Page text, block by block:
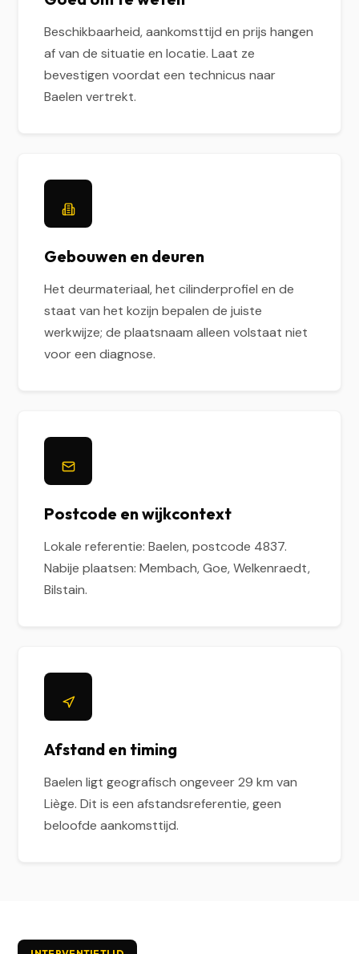
Beschikbaarheid, aankomsttijd en prijs hangen
af van de situatie en locatie. Laat ze
bevestigen voordat een technicus naar
Baelen vertrekt.
Gebouwen en deuren
Het deurmateriaal, het cilinderprofiel en de
staat van het kozijn bepalen de juiste
werkwijze; de plaatsnaam alleen volstaat niet
voor een diagnose.
Postcode en wijkcontext
Lokale referentie: Baelen, postcode 4837.
Nabije plaatsen: Membach, Goe, Welkenraedt,
Bilstain.
Afstand en timing
Baelen ligt geografisch ongeveer 29 km van
Liège. Dit is een afstandsreferentie, geen
beloofde aankomsttijd.